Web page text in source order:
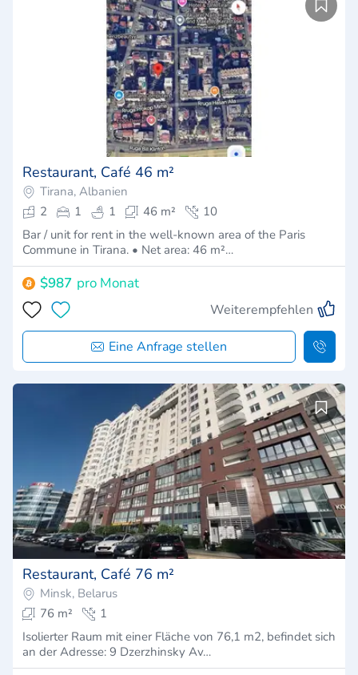
Restaurant, Café 46 m²
Tirana, Albanien
2
1 1 46 m²
10
Bar / unit for rent in the well-known area of the Paris
Commune in Tirana. • Net area: 46 m²…
$987 pro Monat
Weiterempfehlen
Eine Anfrage stellen
Restaurant, Café 76 m²
Minsk, Belarus
76 m²
1
Isolierter Raum mit einer Fläche von 76,1 m2, befindet sich
an der Adresse: 9 Dzerzhinsky Av…